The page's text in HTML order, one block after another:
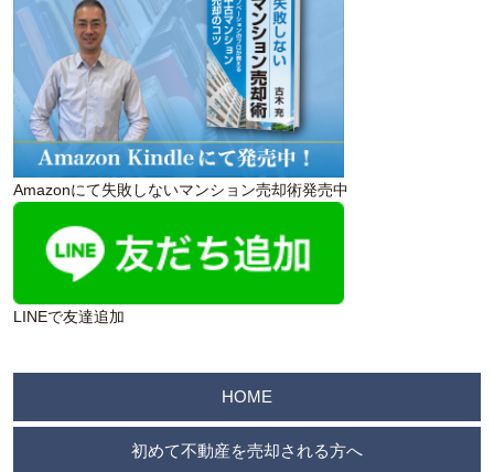
Amazonにて失敗しないマンション売却術発売中
LINEで友達追加
HOME
初めて不動産を売却される方へ